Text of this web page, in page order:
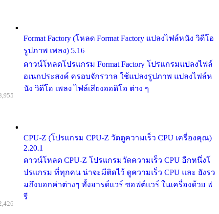
Format Factory (โหลด Format Factory แปลงไฟล์หนัง วิดีโอ
รูปภาพ เพลง) 5.16
ดาวน์โหลดโปรแกรม Format Factory โปรแกรมแปลงไฟล์
อเนกประสงค์ ครอบจักรวาล ใช้แปลงรูปภาพ แปลงไฟล์ห
นัง วิดีโอ เพลง ไฟล์เสียงออดิโอ ต่าง ๆ
CPU-Z (โปรแกรม CPU-Z วัดดูความเร็ว CPU เครื่องคุณ)
2.20.1
ดาวน์โหลด CPU-Z โปรแกรมวัดความเร็ว CPU อีกหนึ่งโ
ปรแกรม ที่ทุกคน น่าจะมีติดไว้ ดูความเร็ว CPU และ ยังรว
มถึงบอกค่าต่างๆ ทั้งฮารด์แวร์ ซอฟต์แวร์ ในเครื่องด้วย ฟ
รี